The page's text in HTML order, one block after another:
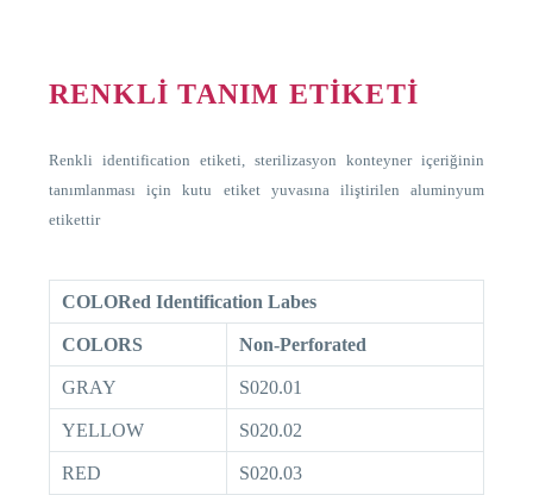
RENKLİ TANIM ETİKETİ
Renkli identification etiketi, sterilizasyon konteyner içeriğinin
tanımlanması için kutu etiket yuvasına iliştirilen aluminyum
etikettir
COLORed Identification Labes
COLORS Non-Perforated
GRAY S020.01
YELLOW S020.02
RED S020.03